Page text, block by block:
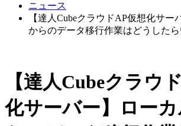
ニュース
【達人CubeクラウドAP仮想化サー
からのデータ移行作業はどうしたら
【達人Cubeクラウ
化サーバー】ロー